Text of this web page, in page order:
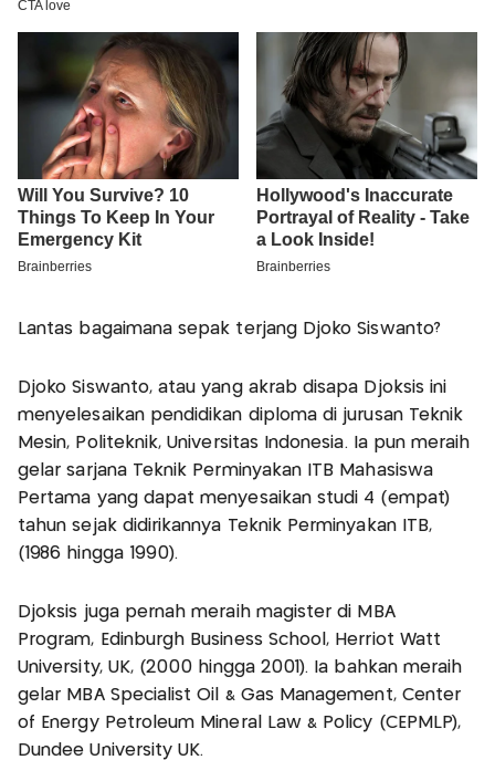
Lantas bagaimana sepak terjang Djoko Siswanto?
Djoko Siswanto, atau yang akrab disapa Djoksis ini
menyelesaikan pendidikan diploma di jurusan Teknik
Mesin, Politeknik, Universitas Indonesia. Ia pun meraih
gelar sarjana Teknik Perminyakan ITB Mahasiswa
Pertama yang dapat menyesaikan studi 4 (empat)
tahun sejak didirikannya Teknik Perminyakan ITB,
(1986 hingga 1990).
Djoksis juga pernah meraih magister di MBA
Program, Edinburgh Business School, Herriot Watt
University, UK, (2000 hingga 2001). Ia bahkan meraih
gelar MBA Specialist Oil & Gas Management, Center
of Energy Petroleum Mineral Law & Policy (CEPMLP),
Dundee University UK.